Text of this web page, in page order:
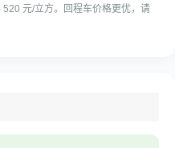
元/立方。回程车价格更优，请